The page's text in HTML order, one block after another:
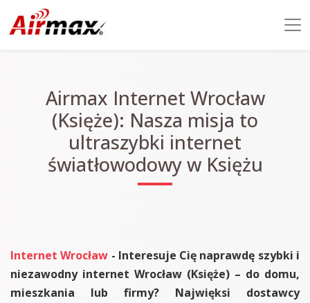
Airmax Internet Wrocław
(Księże): Nasza misja to
ultraszybki internet
światłowodowy w Księżu
Internet Wrocław - Interesuje Cię naprawdę szybki i
niezawodny internet Wrocław (Księże) – do domu,
mieszkania lub firmy? Najwięksi dostawcy